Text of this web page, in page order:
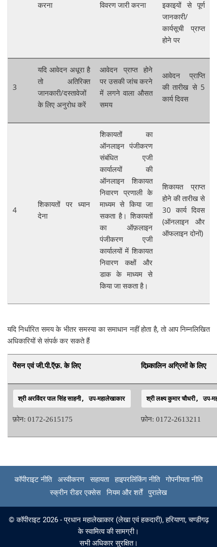
करना
विवरण जारी करना
इकाइयों से पूर्ण
जानकारी/
कार्यसूची प्राप्त
होने पर
3
यदि आवेदन अधूरा है
तो अतिरिक्त
जानकारी/दस्तावेजों
के लिए अनुरोध करें
आवेदन प्राप्त होने
पर उसकी जांच करने
में लगने वाला औसत
समय
आवेदन प्राप्ति
की तारीख से 5
कार्य दिवस
4
शिकायतों पर ध्यान
देना
शिकायतों का
ऑनलाइन पंजीकरण
संबंधित एजी
कार्यालयों की
ऑनलाइन शिकायत
निवारण प्रणाली के
माध्यम से किया जा
सकता है। शिकायतों
का ऑफ़लाइन
पंजीकरण एजी
कार्यालयों में शिकायत
निवारण कक्षों और
डाक के माध्यम से
किया जा सकता है।
शिकायत प्राप्त
होने की तारीख से
30 कार्य दिवस
(ऑनलाइन और
ऑफलाइन दोनों)
यदि निर्धारित समय के भीतर समस्या का समाधान नहीं होता है, तो आप निम्नलिखित
अधिकारियों से संपर्क कर सकते हैं
पेंसन एवं जी.पी.ऍफ़. के लिए दिघ्र्कालिन अग्रिमों के लिए
श्री अरविंदर पाल सिंह साहनी, उप-महालेखाकार
फ़ोन: 0172-2615175
श्री लक्ष्य कुमार चौधरी, उप-
फ़ोन: 0172-2613211
कॉपीराइट नीति अस्वीकरण सहायता हाइपरलिंकिंग नीति
गोपनीयता नीति
स्क्रीन रीडर एक्सेस
नियम और शर्तें पुरालेख
© कॉपीराइट 2026 - प्रधान महालेखाकार (लेखा एवं हकदारी), हरियाणा, चण्‍डीगढ़
के स्वामित्व की सामग्री।
सभी अधिकार सुरक्षित।